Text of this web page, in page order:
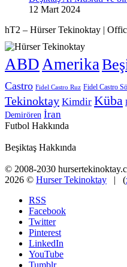
12 Mart 2024
hT2 – Hürser Tekinoktay |
ABD Amerika
Castro Fidel Castro Ruz Fidel Castro
Tekinoktay Kimdir Küba
Demirören İran
Futbol Hakkında
Beşiktaş Hakkında
© 2008-2030
2026 © Hurser Tekinoktay | (
RSS
Facebook
Twitter
Pinterest
LinkedIn
YouTube
Tumblr